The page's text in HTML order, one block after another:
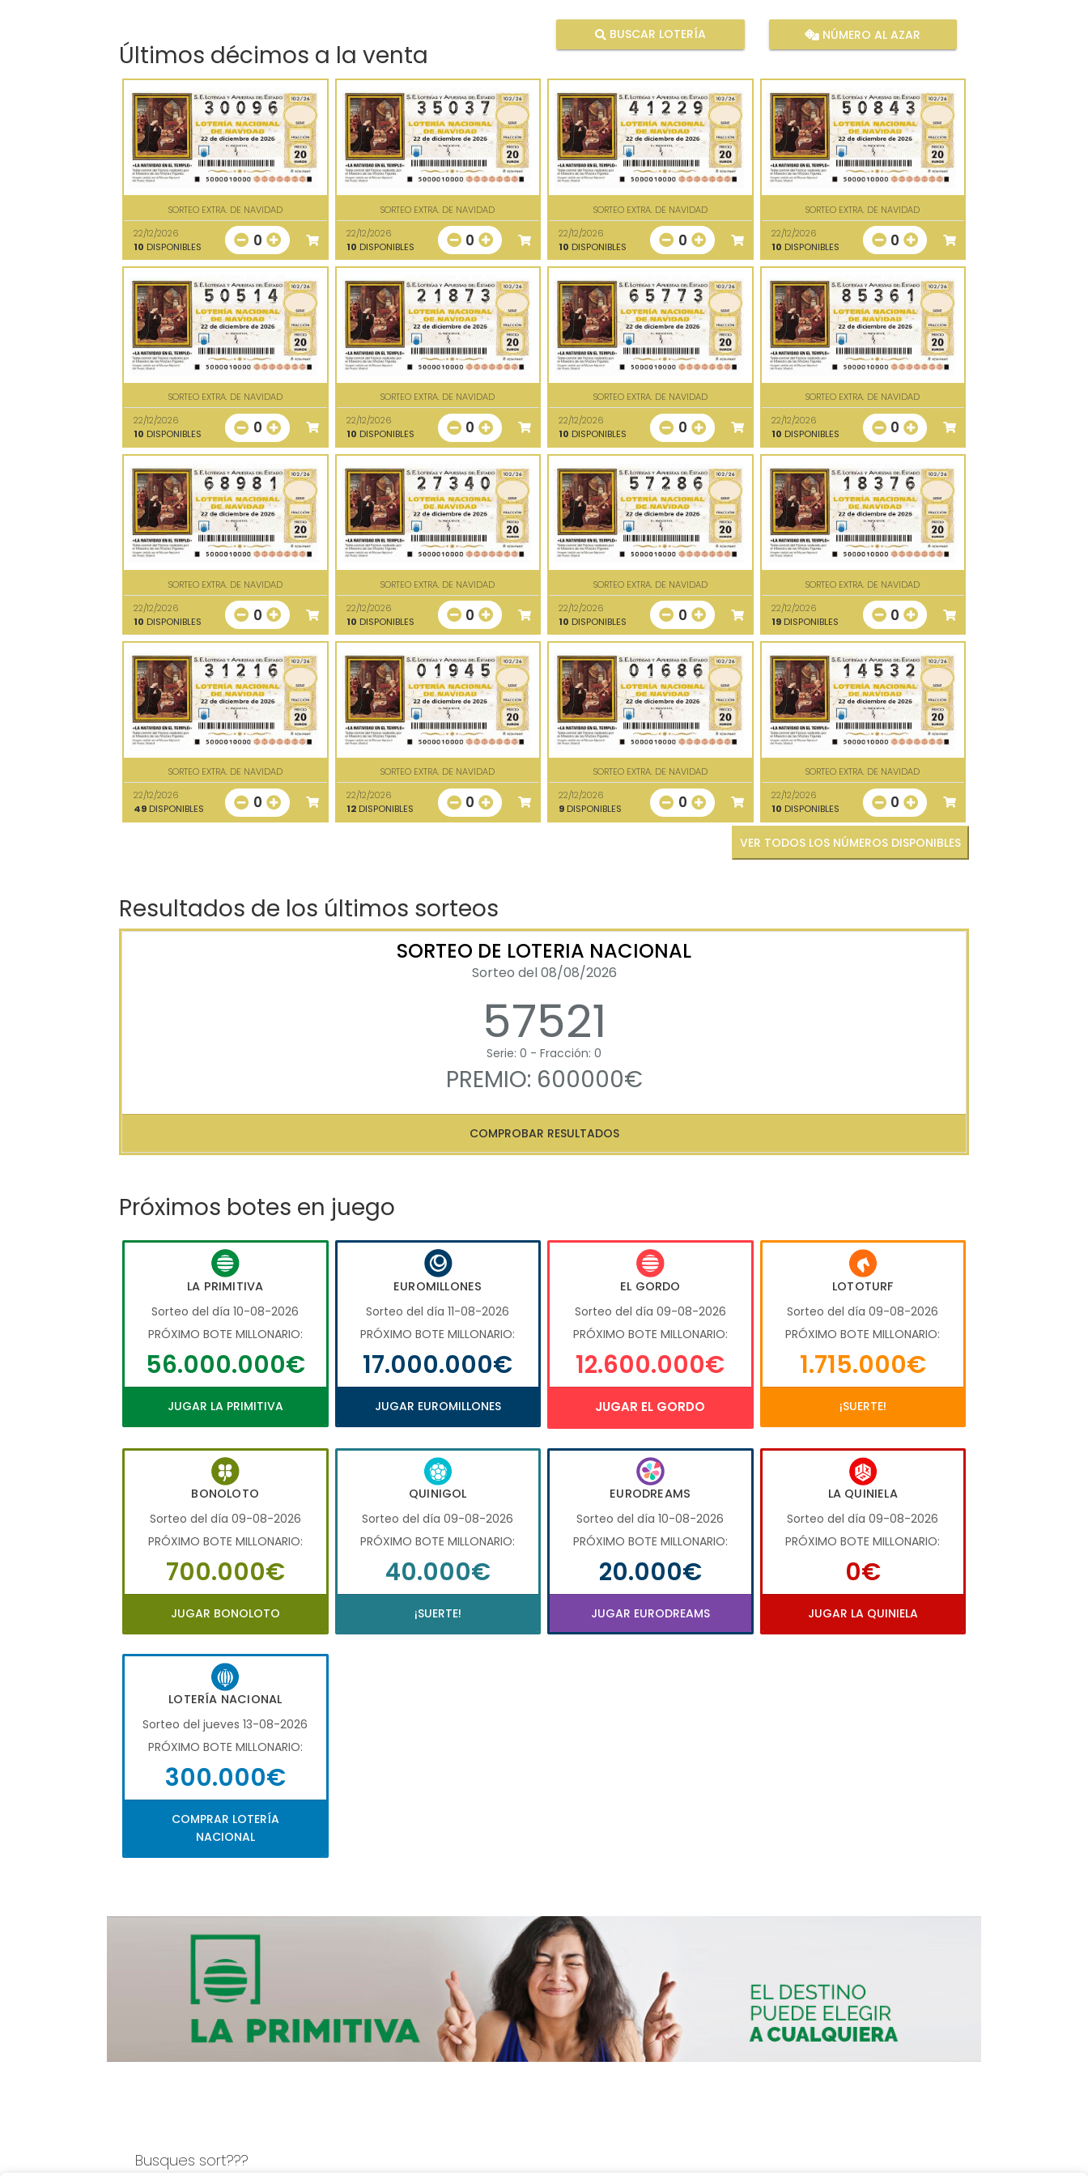
Últimos décimos a la venta
BUSCAR LOTERÍA NÚMERO AL AZAR
SORTEO EXTRA. DE NAVIDAD
22/12/2026
10 DISPONIBLES 0
SORTEO EXTRA. DE NAVIDAD
22/12/2026
10 DISPONIBLES 0
SORTEO EXTRA. DE NAVIDAD
22/12/2026
10 DISPONIBLES 0
SORTEO EXTRA. DE NAVIDAD
22/12/2026
10 DISPONIBLES 0
SORTEO EXTRA. DE NAVIDAD
22/12/2026
10 DISPONIBLES 0
SORTEO EXTRA. DE NAVIDAD
22/12/2026
10 DISPONIBLES 0
SORTEO EXTRA. DE NAVIDAD
22/12/2026
10 DISPONIBLES 0
SORTEO EXTRA. DE NAVIDAD
22/12/2026
10 DISPONIBLES 0
SORTEO EXTRA. DE NAVIDAD
22/12/2026
10 DISPONIBLES 0
SORTEO EXTRA. DE NAVIDAD
22/12/2026
10 DISPONIBLES 0
SORTEO EXTRA. DE NAVIDAD
22/12/2026
10 DISPONIBLES 0
SORTEO EXTRA. DE NAVIDAD
22/12/2026
19DISPONIBLES 0
SORTEO EXTRA. DE NAVIDAD
22/12/2026
49 DISPONIBLES 0
SORTEO EXTRA. DE NAVIDAD
22/12/2026
12DISPONIBLES 0
SORTEO EXTRA. DE NAVIDAD
22/12/2026
9 DISPONIBLES 0
SORTEO EXTRA. DE NAVIDAD
22/12/2026
10 DISPONIBLES 0
VER TODOS LOS NÚMEROS DISPONIBLES
Resultados de los últimos sorteos
SORTEO DE LOTERIA NACIONAL
Sorteo del 08/08/2026
57521
Serie: 0 - Fracción: 0
PREMIO: 600000€
COMPROBAR RESULTADOS
Próximos botes en juego
LA PRIMITIVA
Sorteo del día 10-08-2026
PRÓXIMO BOTE MILLONARIO:
56.000.000€
JUGAR LA PRIMITIVA
EUROMILLONES
Sorteo del día 11-08-2026
PRÓXIMO BOTE MILLONARIO:
17.000.000€
JUGAR EUROMILLONES
EL GORDO
Sorteo del día 09-08-2026
PRÓXIMO BOTE MILLONARIO:
12.600.000€
JUGAR EL GORDO
LOTOTURF
Sorteo del día 09-08-2026
PRÓXIMO BOTE MILLONARIO:
1.715.000€
¡SUERTE!
BONOLOTO
Sorteo del día 09-08-2026
PRÓXIMO BOTE MILLONARIO:
700.000€
JUGAR BONOLOTO
QUINIGOL
Sorteo del día 09-08-2026
PRÓXIMO BOTE MILLONARIO:
40.000€
¡SUERTE!
EURODREAMS
Sorteo del día 10-08-2026
PRÓXIMO BOTE MILLONARIO:
20.000€
JUGAR EURODREAMS
LA QUINIELA
Sorteo del día 09-08-2026
PRÓXIMO BOTE MILLONARIO:
0€
JUGAR LA QUINIELA
LOTERÍA NACIONAL
Sorteo del jueves 13-08-2026
PRÓXIMO BOTE MILLONARIO:
300.000€
COMPRAR LOTERÍA
NACIONAL
Busques sort???